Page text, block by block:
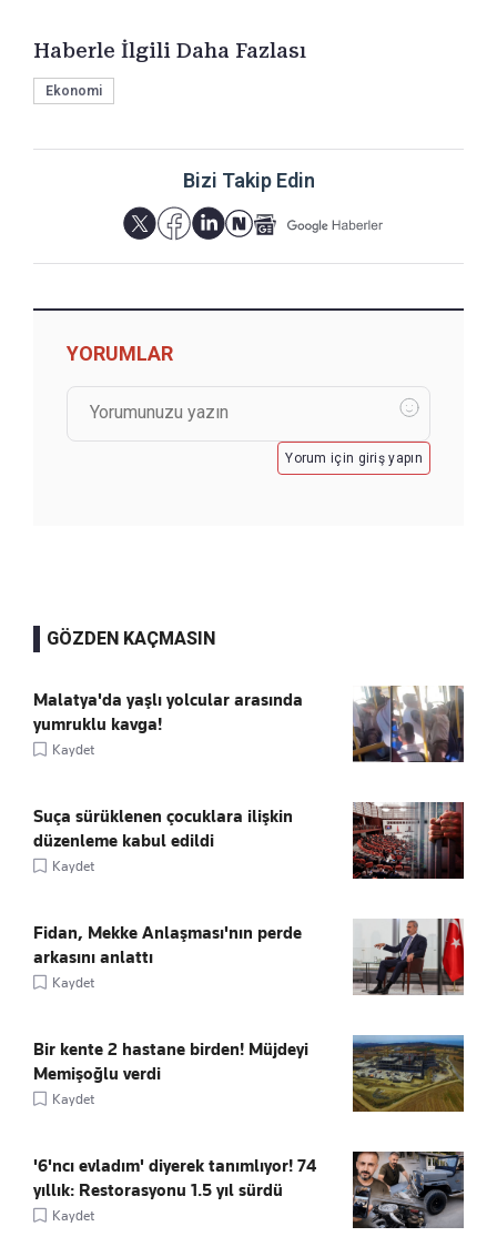
Haberle İlgili Daha Fazlası
Ekonomi
Bizi Takip Edin
YORUMLAR
Yorum için giriş yapın
GÖZDEN KAÇMASIN
Malatya'da yaşlı yolcular arasında
yumruklu kavga!
Kaydet
Suça sürüklenen çocuklara ilişkin
düzenleme kabul edildi
Kaydet
Fidan, Mekke Anlaşması'nın perde
arkasını anlattı
Kaydet
Bir kente 2 hastane birden! Müjdeyi
Memişoğlu verdi
Kaydet
'6'ncı evladım' diyerek tanımlıyor! 74
yıllık: Restorasyonu 1.5 yıl sürdü
Kaydet